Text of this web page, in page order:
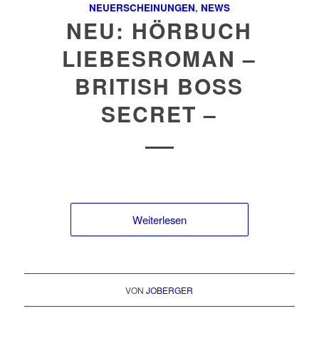
NEUERSCHEINUNGEN, NEWS
NEU: HÖRBUCH
LIEBESROMAN –
BRITISH BOSS
SECRET –
Weiterlesen
VONJOBERGER